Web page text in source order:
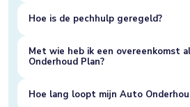
Hoe is de pechhulp geregeld?
Met wie heb ik een overeenkomst
Onderhoud Plan?
Hoe lang loopt mijn Auto